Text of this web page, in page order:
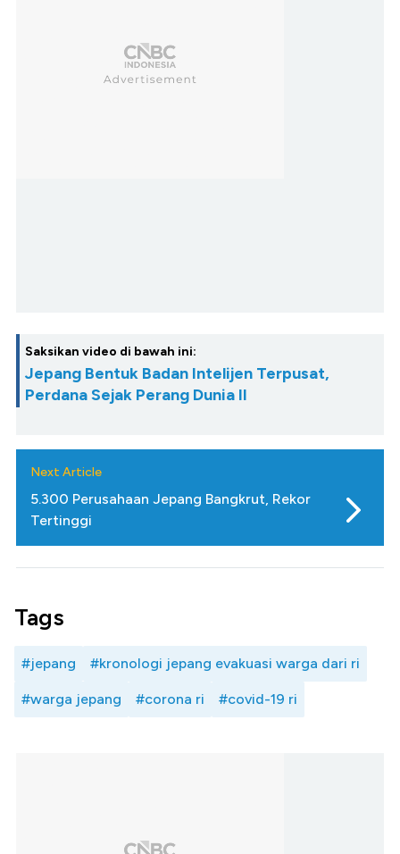
Saksikan video di bawah ini:
Jepang Bentuk Badan Intelijen Terpusat,
Perdana Sejak Perang Dunia II
Next Article
5.300 Perusahaan Jepang Bangkrut, Rekor
Tertinggi
Tags
#jepang #kronologi jepang evakuasi warga dari ri
#warga jepang #corona ri #covid-19 ri